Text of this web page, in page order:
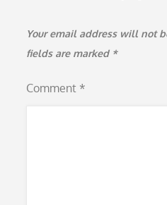
Your email address will not
fields are marked *
Comment *